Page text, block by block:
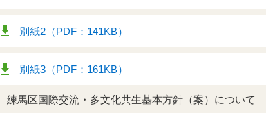
別紙2（PDF：141KB）
別紙3（PDF：161KB）
馬区国際交流・多文化共生基本方針（案）について